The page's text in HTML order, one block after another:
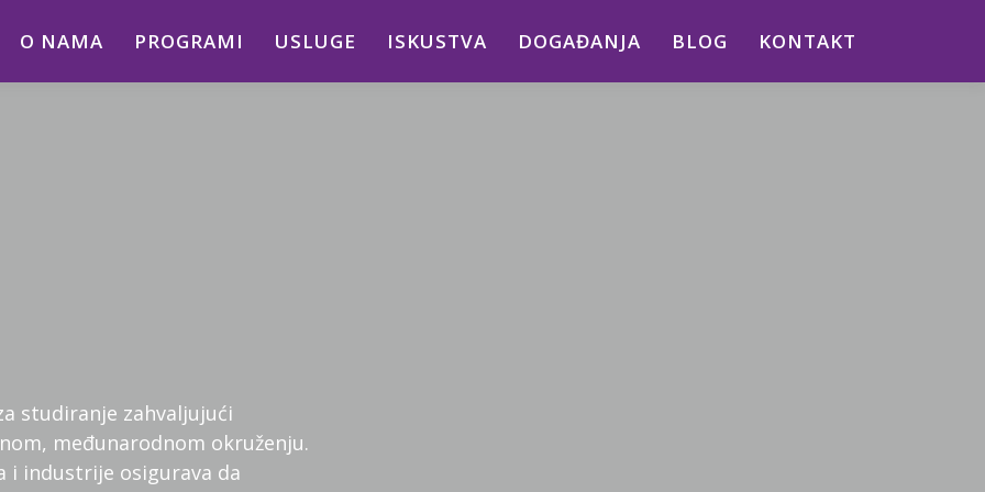
O NAMA PROGRAMI USLUGE ISKUSTVA DOGAĐANJA BLOG KONTAKT
studiranje zahvaljujući
međunarodnom okruženju.
i industrije osigurava da